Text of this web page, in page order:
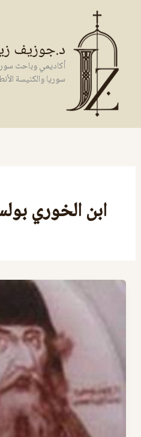
المحتوى
د.جوزيف
أكاديمي وباحث
سوريا والكنيسة
ابن الخوري